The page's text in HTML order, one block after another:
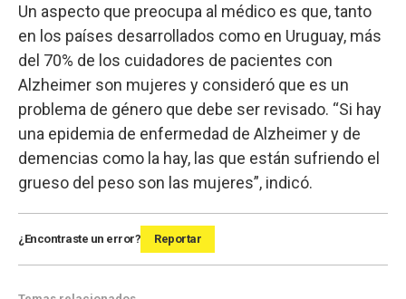
Un aspecto que preocupa al médico es que, tanto
en los países desarrollados como en Uruguay, más
del 70% de los cuidadores de pacientes con
Alzheimer son mujeres y consideró que es un
problema de género que debe ser revisado. “Si hay
una epidemia de enfermedad de Alzheimer y de
demencias como la hay, las que están sufriendo el
grueso del peso son las mujeres”, indicó.
¿Encontraste un error? Reportar